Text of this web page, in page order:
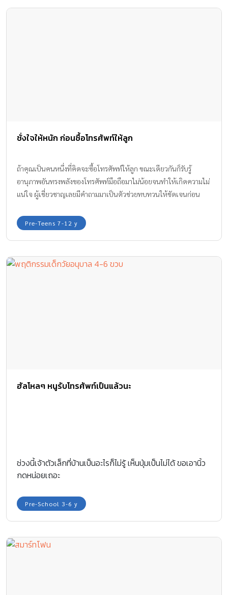
ชั่งใจให้หนัก ก่อนซื้อโทรศัพท์ให้ลูก
ถ้าคุณเป็นคนหนึ่งที่คิดจะซื้อโทรศัพท์ให้ลูก ขณะเดียวกันก็รับรู้
อานุภาพอันทรงพลังของโทรศัพท์มือถือมาไม่น้อยจนทำให้เกิดความไม่
แน่ใจ ผู้เชี่ยวชาญเลยมีคำถามมาเป็นตัวช่วยทบทวนให้ชัดเจนก่อน
Pre-Teens 7-12 y
ฮัลโหลๆ หนูรับโทรศัพท์เป็นแล้วนะ
ช่วงนี้เจ้าตัวเล็กที่บ้านเป็นอะไรก็ไม่รู้ เห็นปุ่มเป็นไม่ได้ ขอเอานิ้ว
กดหน่อยเถอะ
Pre-School 3-6 y